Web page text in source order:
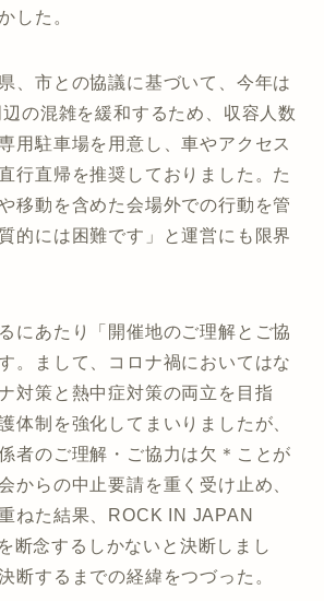
した。
、市との協議に基づいて、今年は
の混雑を緩和するため、収容人数
用駐車場を用意し、車やアクセス
行直帰を推奨しておりました。た
移動を含めた会場外での行動を管
的には困難です」と運営にも限界
にあたり「開催地のご理解とご協
。まして、コロナ禍においてはな
対策と熱中症対策の両立を目指
体制を強化してまいりましたが、
者のご理解・ご協力は欠＊ことが
からの中止要請を重く受け止め、
ねた結果、ROCK IN JAPAN
断念するしかないと決断しまし
断するまでの経緯をつづった。